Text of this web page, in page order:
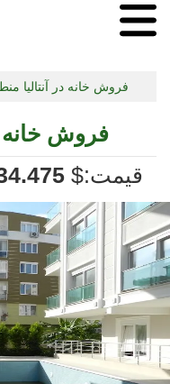
فروش خانه در آنتالیا
فروش خانه
:قیمت $